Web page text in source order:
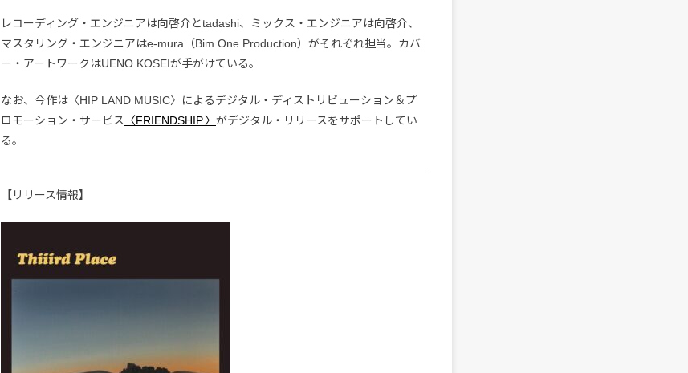
レコーディング・エンジニアは向啓介とtadashi、ミックス・エンジニアは向啓介、
マスタリング・エンジニアはe-mura（Bim One Production）がそれぞれ担当。カバ
ー・アートワークはUENO KOSEIが手がけている。
なお、今作は〈HIP LAND MUSIC〉によるデジタル・ディストリビューション＆プ
ロモーション・サービス
〈FRIENDSHIP.〉 がデジタル・リリースをサポートしてい
る。
【リリース情報】